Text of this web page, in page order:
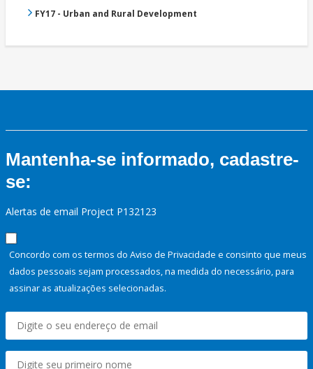
FY17 - Urban and Rural Development
Mantenha-se informado, cadastre-
se:
Alertas de email Project P132123
Concordo com os termos do Aviso de Privacidade e consinto que meus
dados pessoais sejam processados, na medida do necessário, para
assinar as atualizações selecionadas.